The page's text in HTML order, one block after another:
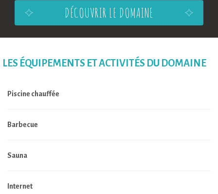
DÉCOUVRIR LE DOMAINE
LES ÉQUIPEMENTS ET ACTIVITÉS DU DOMAINE
Piscine chauffée
Barbecue
Sauna
Internet